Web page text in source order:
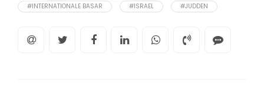
#INTERNATIONALE BASAR
#ISRAEL #JUDDEN